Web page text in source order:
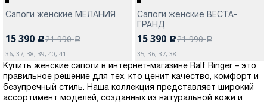
Сапоги женские МЕЛАНИЯ
15 390 c21 990a
36, 37, 38, 39, 40, 41
Сапоги женские ВЕСТА-
ГРАНД
15 390 c21 990a
35, 36, 37, 38
Купить женские сапоги в интернет-магазине Ralf Ringer – это
правильное решение для тех, кто ценит качество, комфорт и
безупречный стиль. Наша коллекция представляет широкий
ассортимент моделей, созданных из натуральной кожи и